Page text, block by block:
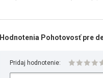
Hodnotenia Pohotovosť pre
Pridaj hodnotenie: